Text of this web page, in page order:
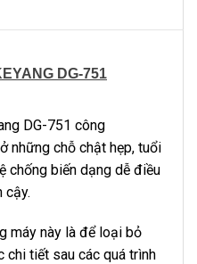
DG-751
DG-751 công
những chỗ chật hẹp, tuổi
chống biến dạng dễ điều
cậy.
máy này là để loại bỏ
chi tiết sau các quá trình